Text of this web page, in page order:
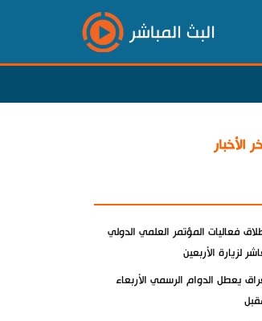
البث المباشر
الأخبار
فعاليات المؤتمر العلمي الدولي
لزيارة الأربعين
يعطل الدوام الرسمي الأربعاء